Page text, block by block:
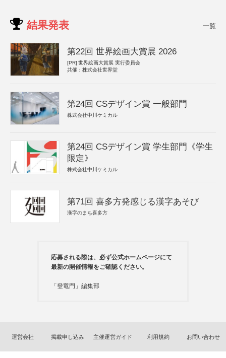
結果発表 一覧
第22回 世界絵画大賞展 2026
[PR] 世界絵画大賞展 実行委員会
共催：株式会社世界堂
第24回 CSデザイン賞 一般部門
株式会社中川ケミカル
第24回 CSデザイン賞 学生部門《学生
限定》
株式会社中川ケミカル
第71回 喜多方発感じる漢字あそび
漢字のまち喜多方
応募される際は、必ず公式ホームページにて
最新の開催情報をご確認ください。
「登竜門」編集部
運営会社 掲載申し込み 主催運営ガイド 利用規約 お問い合わせ